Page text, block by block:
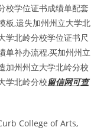
校学位证书成绩单配套
板,遗失加州州立大学北
学北岭分校学位证书尺
单补办流程,买加州州立
加州州立大学北岭分校
学北岭分校留信网可查
College of Arts,